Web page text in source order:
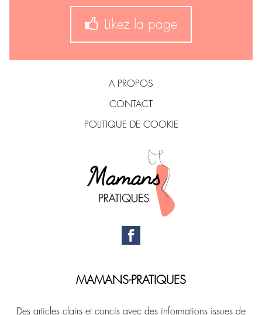
Likez la page
A PROPOS
CONTACT
POLITIQUE DE COOKIE
MAMANS-PRATIQUES
Des articles clairs et concis avec des informations issues de